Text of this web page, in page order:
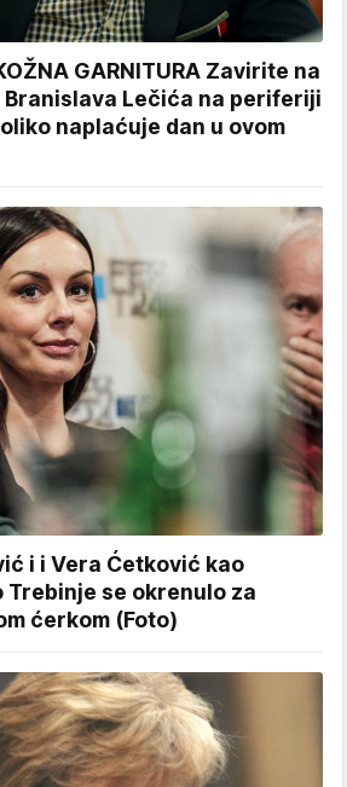
GARNITURA Zavirite na
Branislava Lečića na periferiji
naplaćuje dan u ovom
i i Vera Ćetković kao
Trebinje se okrenulo za
ćerkom (Foto)